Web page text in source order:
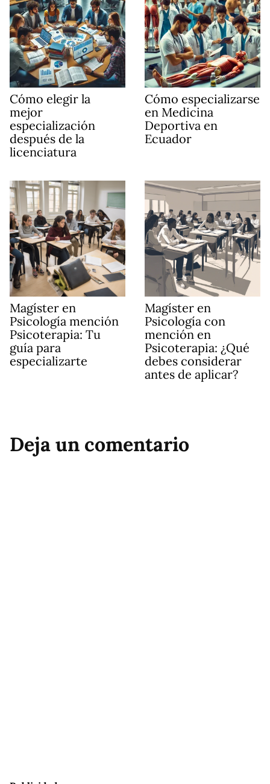
Cómo elegir la
mejor
especialización
después de la
licenciatura
Cómo especializarse
en Medicina
Deportiva en
Ecuador
Magíster en
Psicología mención
Psicoterapia: Tu
guía para
especializarte
Magíster en
Psicología con
mención en
Psicoterapia: ¿Qué
debes considerar
antes de aplicar?
Deja un comentario